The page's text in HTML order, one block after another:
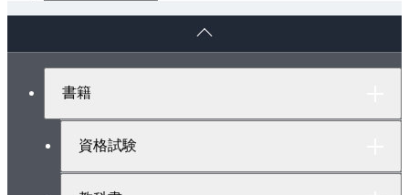
書籍
資格試験